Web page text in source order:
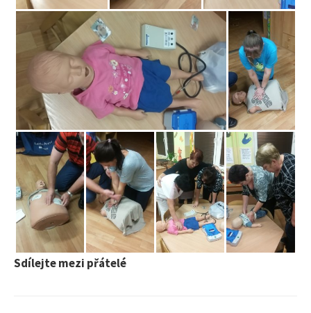
n
Sdílejte mezi přátelé